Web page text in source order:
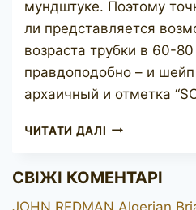
мундштуке. Поэтому
ли представляется
возраста трубки в 60-
правдоподобно – и
архаичный и отметка
ЧИТАТИ ДАЛІ WILLIAM
HORN
СВІЖІ КОМЕНТАРІ
JOHN REDMAN Algerian